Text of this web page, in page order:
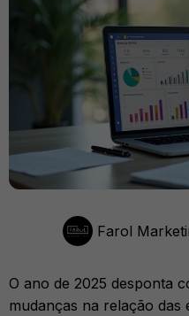
Farol
O ano de 2025 desponta
mudanças na relação das